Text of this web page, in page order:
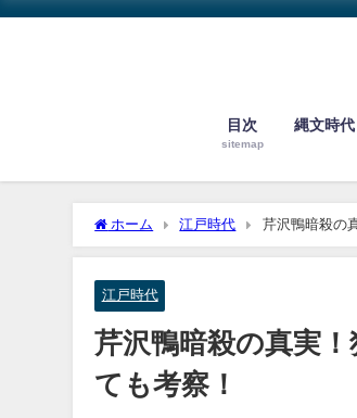
目次
sitemap
縄文時代
ホーム 江戸時代 芹沢鴨暗殺の
江戸時代
芹沢鴨暗殺の真実
ても考察！